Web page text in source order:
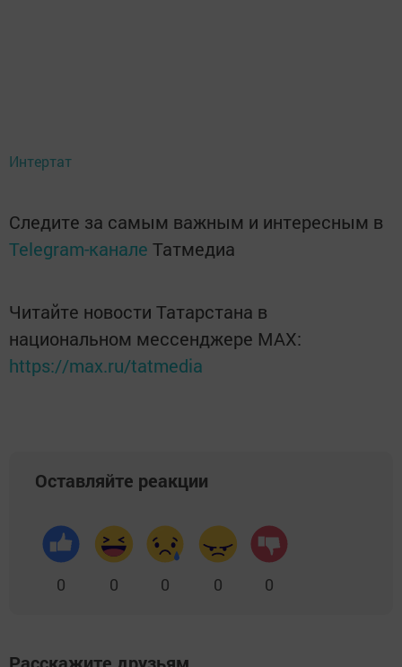
Интертат
Следите за самым важным и интересным в
Telegram-канале Татмедиа
Читайте новости Татарстана в
национальном мессенджере MАХ:
https://max.ru/tatmedia
Оставляйте реакции
0 0 0 0 0